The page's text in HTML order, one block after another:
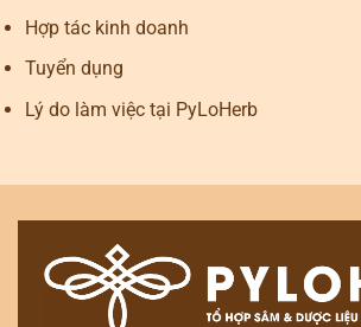
Hợp tác kinh doanh
Tuyển dụng
Lý do làm việc tại PyLoHerb